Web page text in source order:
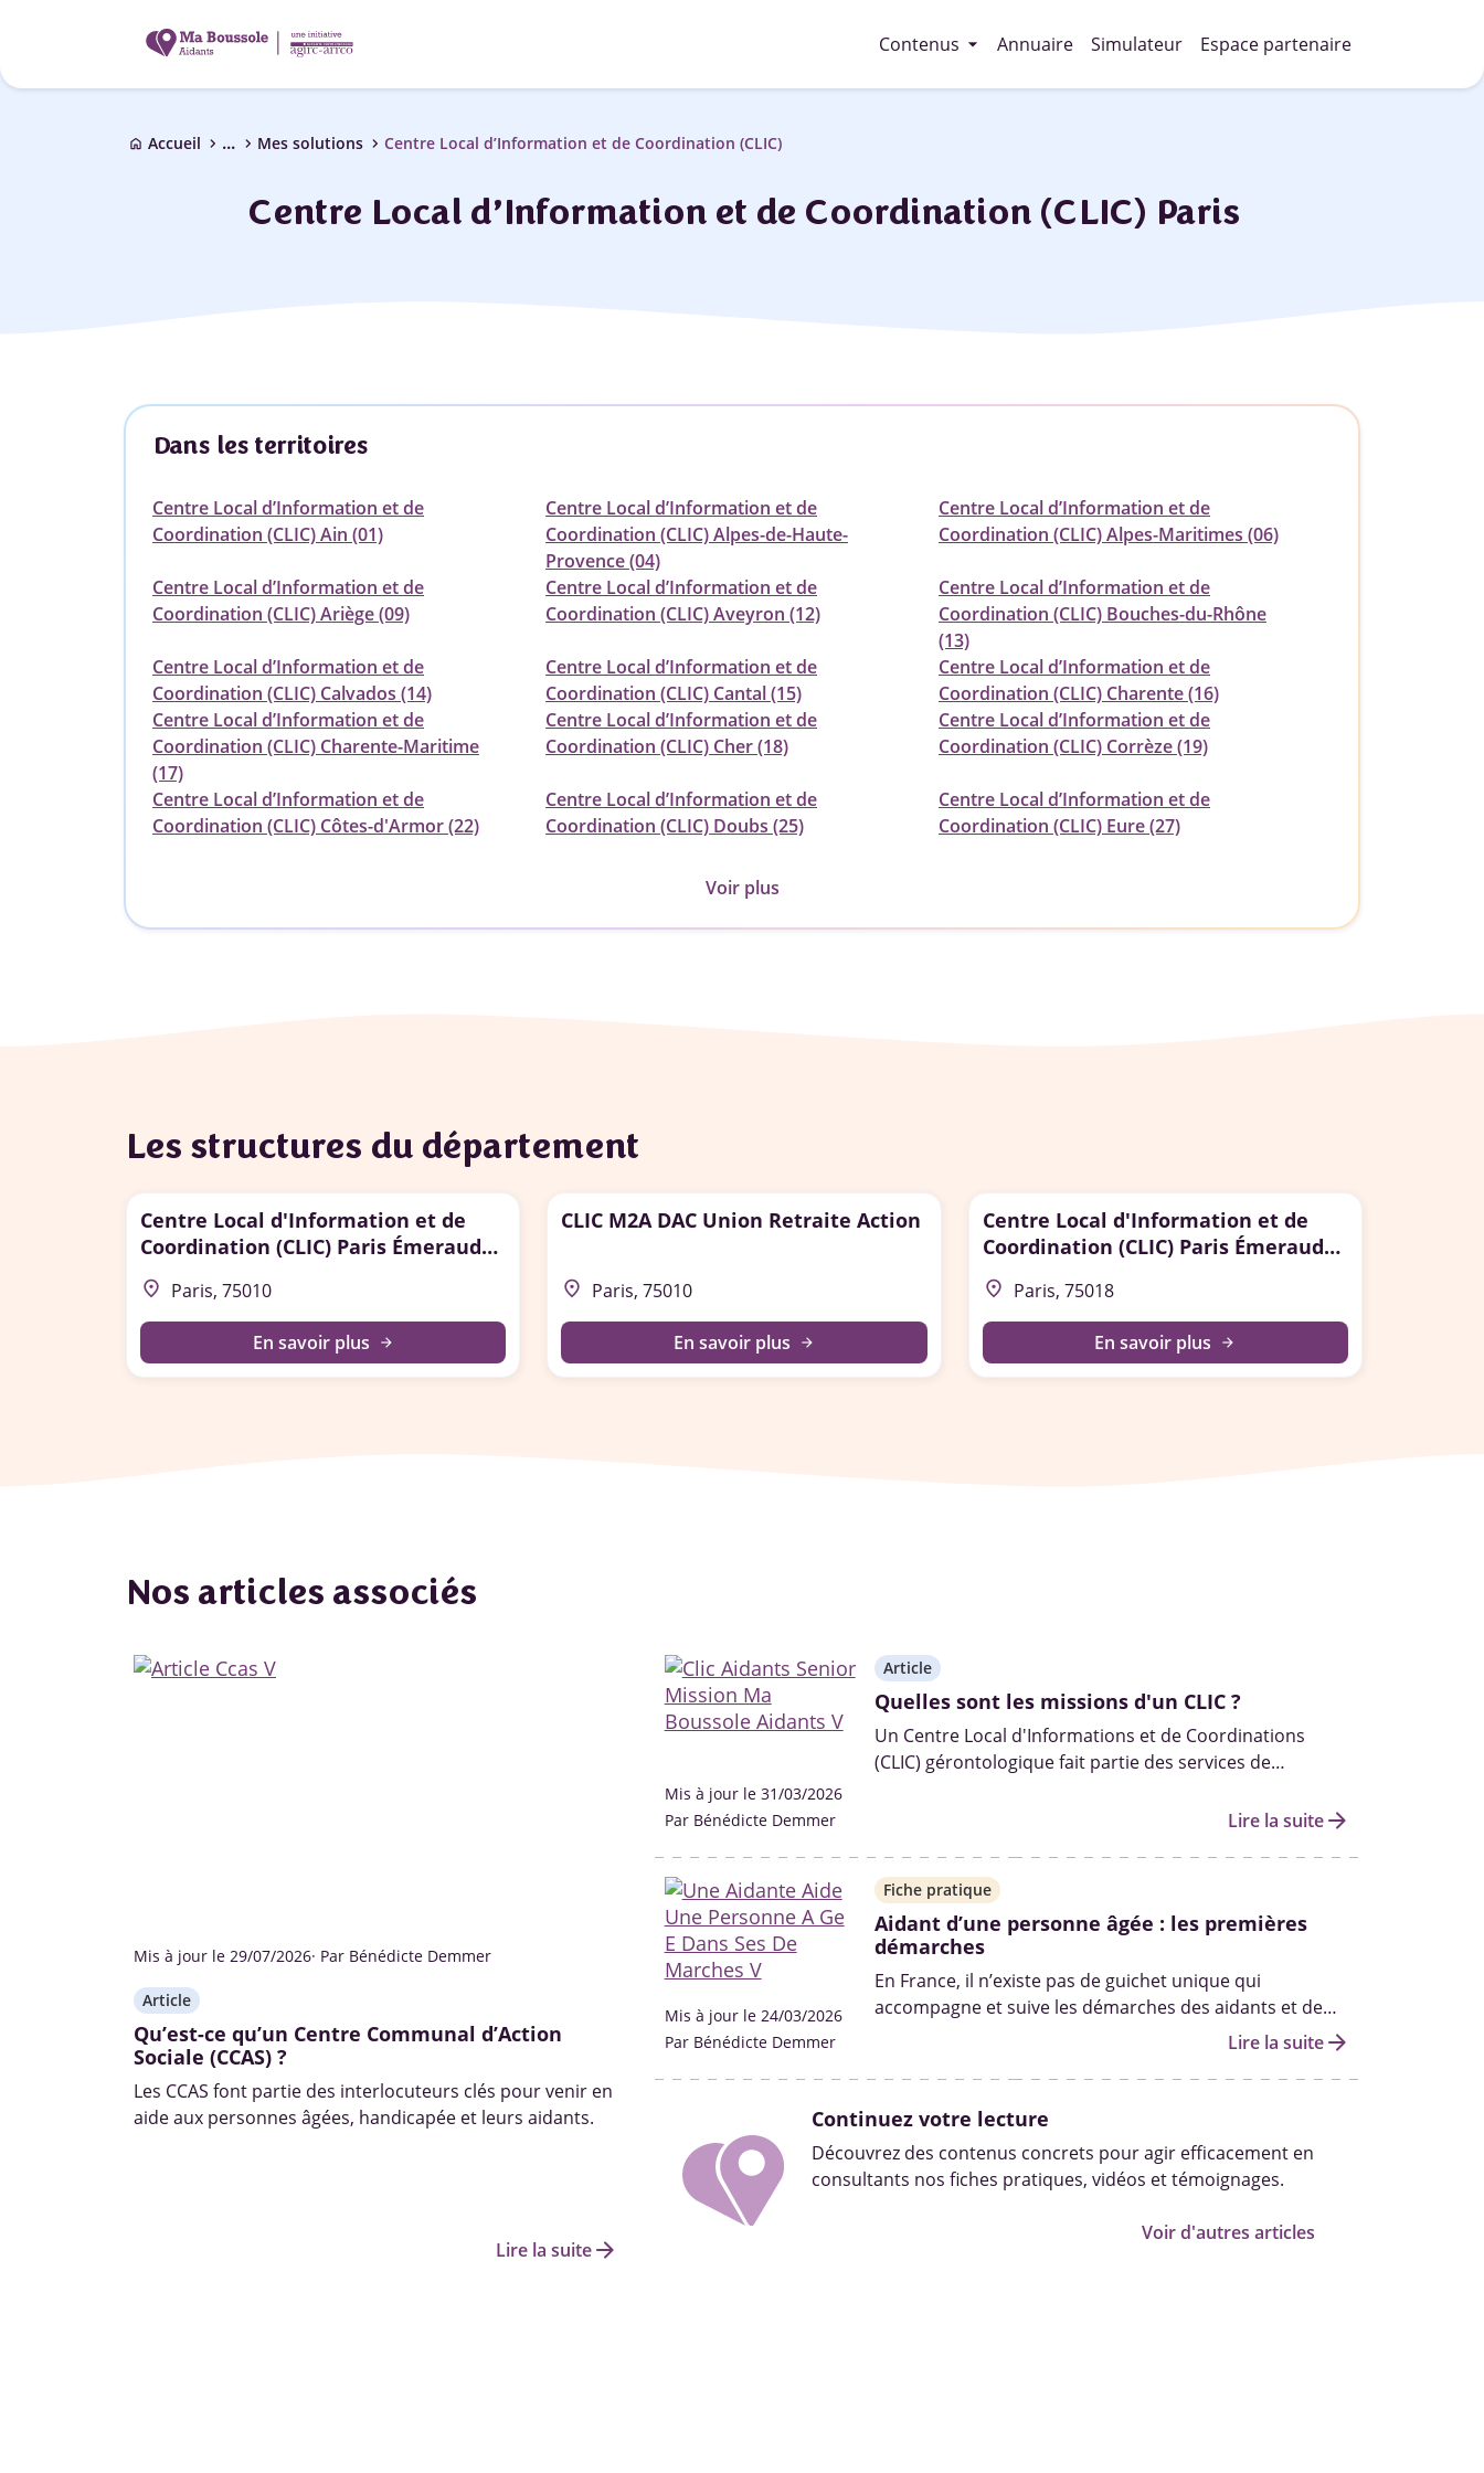
Contenus arrow_drop_down Annuaire Simulateur Espace partenaire
home Accueil chevron_right ... chevron_right Mes solutions chevron_right Centre Local d’Information et de Coordination (CLIC)
Centre Local d’Information et de Coordination (CLIC) Paris
Dans les territoires
Centre Local d’Information et de
Coordination (CLIC) Ain (01)
Centre Local d’Information et de
Coordination (CLIC) Alpes-de-Haute-
Provence (04)
Centre Local d’Information et de
Coordination (CLIC) Alpes-Maritimes (06)
Centre Local d’Information et de
Coordination (CLIC) Ariège (09)
Centre Local d’Information et de
Coordination (CLIC) Aveyron (12)
Centre Local d’Information et de
Coordination (CLIC) Bouches-du-Rhône
(13)
Centre Local d’Information et de
Coordination (CLIC) Calvados (14)
Centre Local d’Information et de
Coordination (CLIC) Cantal (15)
Centre Local d’Information et de
Coordination (CLIC) Charente (16)
Centre Local d’Information et de
Coordination (CLIC) Charente-Maritime
(17)
Centre Local d’Information et de
Coordination (CLIC) Cher (18)
Centre Local d’Information et de
Coordination (CLIC) Corrèze (19)
Centre Local d’Information et de
Coordination (CLIC) Côtes-d'Armor (22)
Centre Local d’Information et de
Coordination (CLIC) Doubs (25)
Centre Local d’Information et de
Coordination (CLIC) Eure (27)
Voir plus
Les structures du département
Centre Local d'Information et de
Coordination (CLIC) Paris Émeraude
Nord-Est
place Paris, 75010
En savoir plus arrow_forward
CLIC M2A DAC Union Retraite Action
place Paris, 75010
En savoir plus arrow_forward
Centre Local d'Information et de
Coordination (CLIC) Paris Émeraude
Nord-Ouest
place Paris, 75018
En savoir plus arrow_forward
Nos articles associés
Mis à jour le 29/07/2026· Par Bénédicte Demmer
Article
Qu’est-ce qu’un Centre Communal d’Action
Sociale (CCAS) ?
Les CCAS font partie des interlocuteurs clés pour venir en
aide aux personnes âgées, handicapée et leurs aidants.
Lire la suitearrow_forward
Mis à jour le 31/03/2026
Par Bénédicte Demmer
Article
Quelles sont les missions d'un CLIC ?
Un Centre Local d'Informations et de Coordinations
(CLIC) gérontologique fait partie des services de
dédiés à l’écoute, l’aide et l'accompagnement des
Lire la suitearrow_forward
Mis à jour le 24/03/2026
Par Bénédicte Demmer
Fiche pratique
Aidant d’une personne âgée : les premières
démarches
En France, il n’existe pas de guichet unique qui
accompagne et suive les démarches des aidants et de
leurs proches tout au long de leurs parcours. Il n’existe
Lire la suitearrow_forward
Continuez votre lecture
Découvrez des contenus concrets pour agir efficacement en
consultants nos fiches pratiques, vidéos et témoignages.
Voir d'autres articles